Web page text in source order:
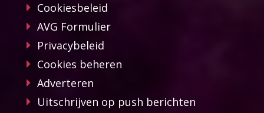
Cookiesbeleid
AVG Formulier
Privacybeleid
Cookies beheren
Adverteren
Uitschrijven op push berichten